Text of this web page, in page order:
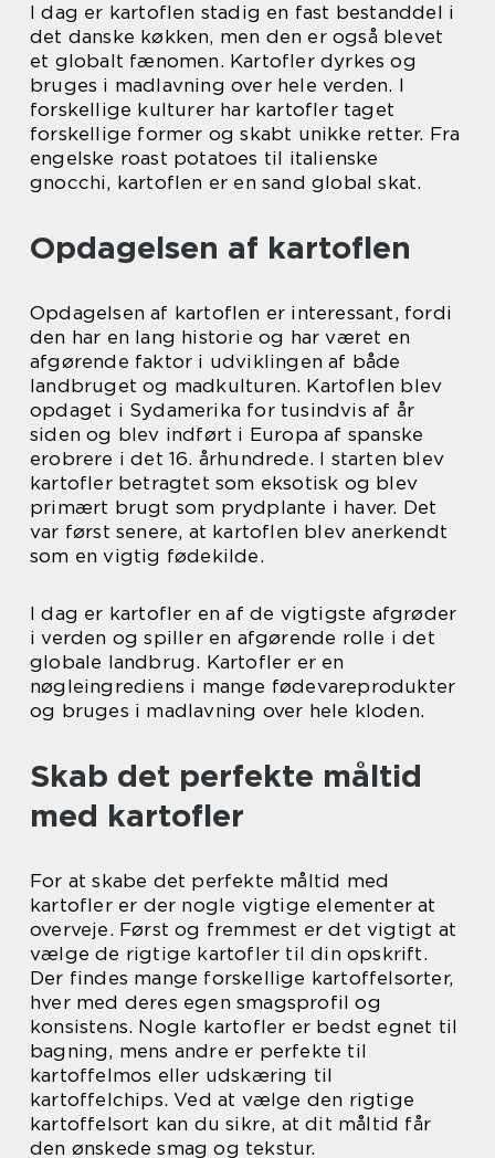
I dag er kartoflen stadig en fast bestanddel i
det danske køkken, men den er også blevet
et globalt fænomen. Kartofler dyrkes og
bruges i madlavning over hele verden. I
forskellige kulturer har kartofler taget
forskellige former og skabt unikke retter. Fra
engelske roast potatoes til italienske
gnocchi, kartoflen er en sand global skat.
Opdagelsen af kartoflen
Opdagelsen af kartoflen er interessant, fordi
den har en lang historie og har været en
afgørende faktor i udviklingen af både
landbruget og madkulturen. Kartoflen blev
opdaget i Sydamerika for tusindvis af år
siden og blev indført i Europa af spanske
erobrere i det 16. århundrede. I starten blev
kartofler betragtet som eksotisk og blev
primært brugt som prydplante i haver. Det
var først senere, at kartoflen blev anerkendt
som en vigtig fødekilde.
I dag er kartofler en af de vigtigste afgrøder
i verden og spiller en afgørende rolle i det
globale landbrug. Kartofler er en
nøgleingrediens i mange fødevareprodukter
og bruges i madlavning over hele kloden.
Skab det perfekte måltid
med kartofler
For at skabe det perfekte måltid med
kartofler er der nogle vigtige elementer at
overveje. Først og fremmest er det vigtigt at
vælge de rigtige kartofler til din opskrift.
Der findes mange forskellige kartoffelsorter,
hver med deres egen smagsprofil og
konsistens. Nogle kartofler er bedst egnet til
bagning, mens andre er perfekte til
kartoffelmos eller udskæring til
kartoffelchips. Ved at vælge den rigtige
kartoffelsort kan du sikre, at dit måltid får
den ønskede smag og tekstur.